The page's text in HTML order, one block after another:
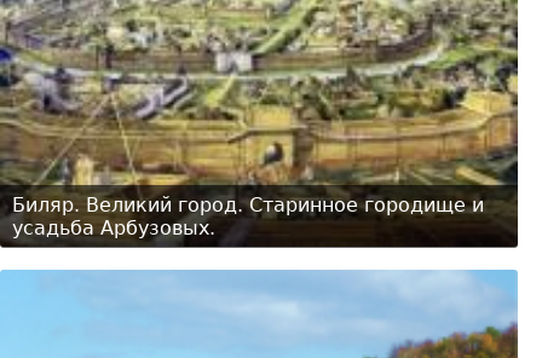
Биляр. Великий город. Старинное городище и
усадьба Арбузовых.